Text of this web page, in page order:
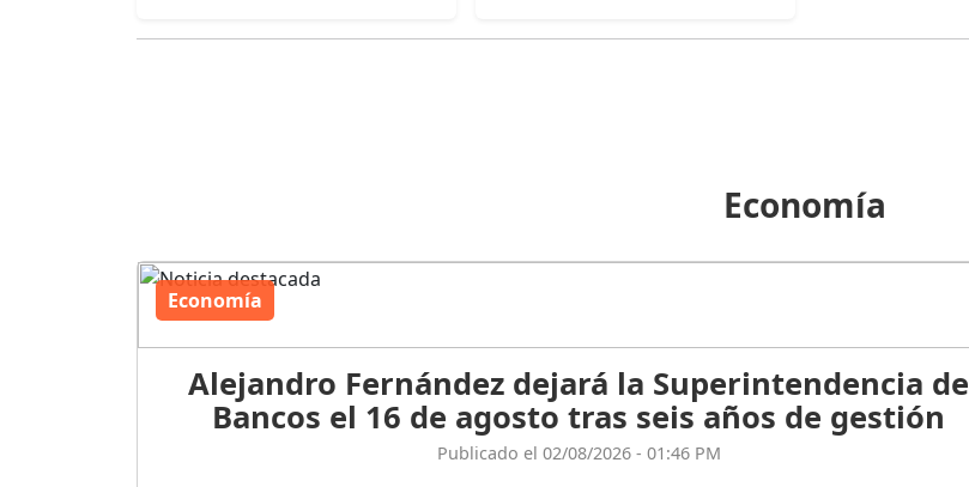
Economía
Economía
Alejandro Fernández dejará la Superintendencia de
Bancos el 16 de agosto tras seis años de gestión
Publicado el 02/08/2026 - 01:46 PM